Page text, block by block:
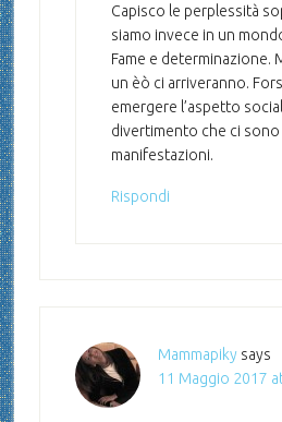
Capisco le perplessità
siamo invece in un
Fame e determinazione.
un èò ci arriveranno.
emergere l’aspetto
divertimento che ci
manifestazioni.
Rispondi
Mammapiky says
11 Maggio 2017